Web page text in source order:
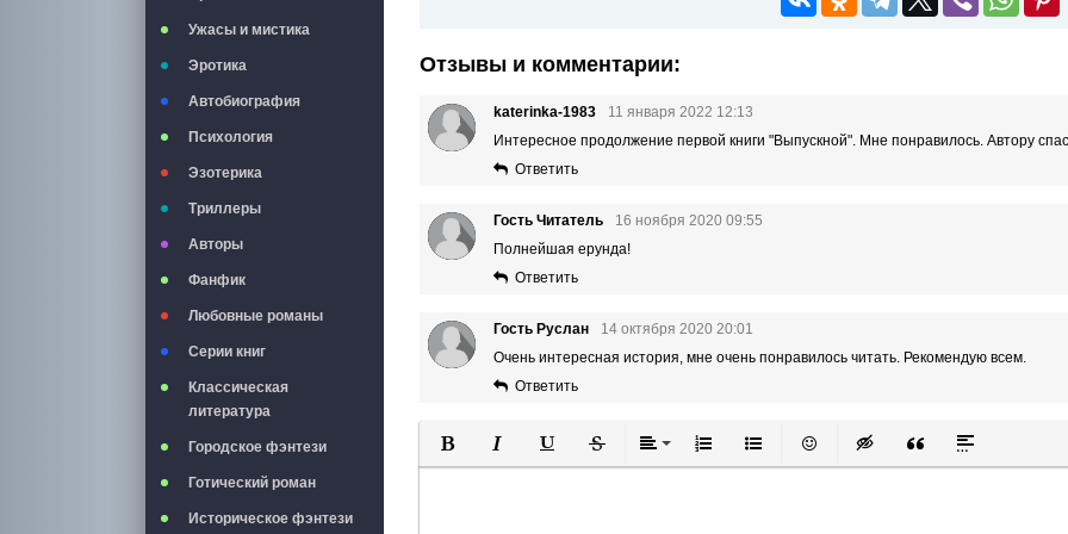
Ужасы и мистика
Эротика
Автобиография
Психология
Эзотерика
Триллеры
Авторы
Фанфик
Любовные романы
Серии книг
Классическая
литература
Городское фэнтези
Готический роман
Историческое фэнтези
Отзывы и комментарии:
katerinka-1983
11 января 2022 12:13
Интересное продолжение первой книги "Выпускной". Мне понравилось. Автору
Ответить
Гость Читатель
16 ноября 2020 09:55
Полнейшая ерунда!
Ответить
Гость Руслан
14 октября 2020 20:01
Очень интересная история, мне очень понравилось читать. Рекомендую всем.
Ответить
Полужирный
КурсивПодчеркнутый
ЗачеркнутыйВыравнивание
Нумерованный список
Маркированный список
Вставить смайлик
Вставка скрытого текста
Вставка цитаты
Вставка